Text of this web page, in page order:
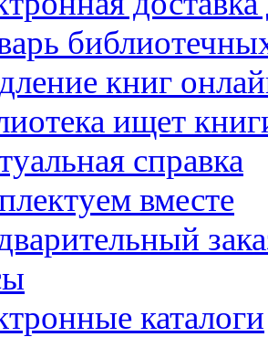
книг
ищет
справка
вместе
каталоги